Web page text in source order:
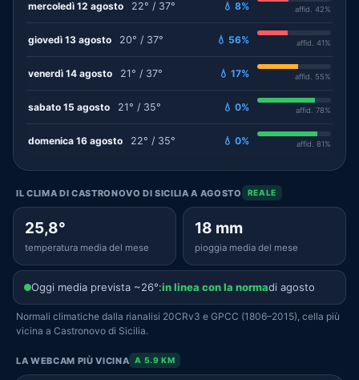
mercoledì 12 agosto 22° / 37° 💧 8% affid. 42%
giovedì 13 agosto 20° / 37° 💧 56% affid. 41%
venerdì 14 agosto 21° / 37° 💧 17% affid. 55%
sabato 15 agosto 21° / 35° 💧 0% affid. 78%
domenica 16 agosto 22° / 35° 💧 0% affid. 81%
IL CLIMA DI CASTRONOVO DI SICILIA A AGOSTO REALE
25,8°
temperatura media del mese
18 mm
pioggia media del mese
Oggi media prevista ~26°:in linea con la normadi agosto
Normali climatiche dalla rianalisi 20CRv3 e GPCC (1806–2015), cella più
vicina a Castronovo di Sicilia.
LA WEBCAM PIÙ VICINA A 5.9 KM